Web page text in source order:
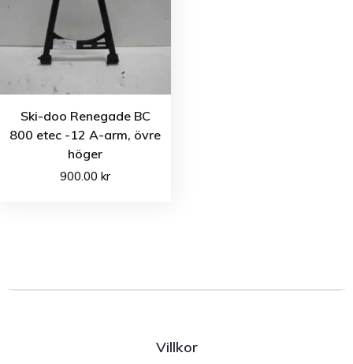
Ski-doo Renegade BC
800 etec -12 A-arm, övre
höger
900.00kr
Villkor